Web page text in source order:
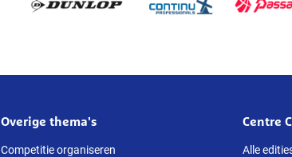
Overige thema's
Competitie organiseren
Centre
Alle